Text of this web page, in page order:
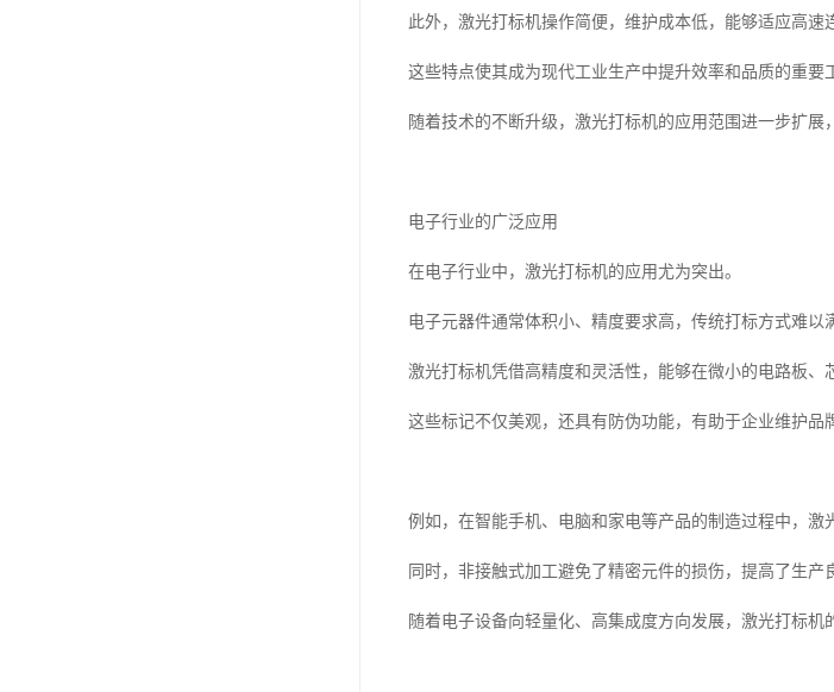
此外，激光打标机操作简便，维护成本低，能够适应高速
这些特点使其成为现代工业生产中提升效率和品质的重要
随着技术的不断升级，激光打标机的应用范围进一步扩展
电子行业的广泛应用
在电子行业中，激光打标机的应用尤为突出。
电子元器件通常体积小、精度要求高，传统打标方式难以
激光打标机凭借高精度和灵活性，能够在微小的电路板、
这些标记不仅美观，还具有防伪功能，有助于企业维护品
例如，在智能手机、电脑和家电等产品的制造过程中，激
同时，非接触式加工避免了精密元件的损伤，提高了生产
随着电子设备向轻量化、高集成度方向发展，激光打标机